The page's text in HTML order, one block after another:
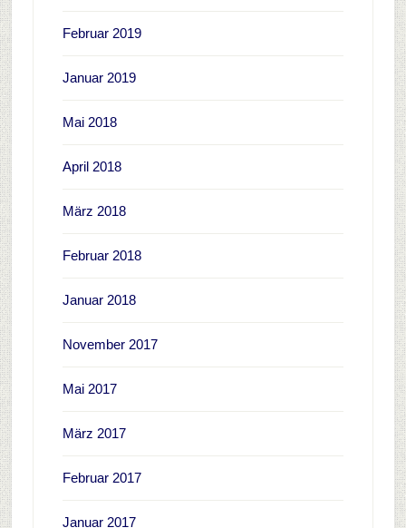
Februar 2019
Januar 2019
Mai 2018
April 2018
März 2018
Februar 2018
Januar 2018
November 2017
Mai 2017
März 2017
Februar 2017
Januar 2017